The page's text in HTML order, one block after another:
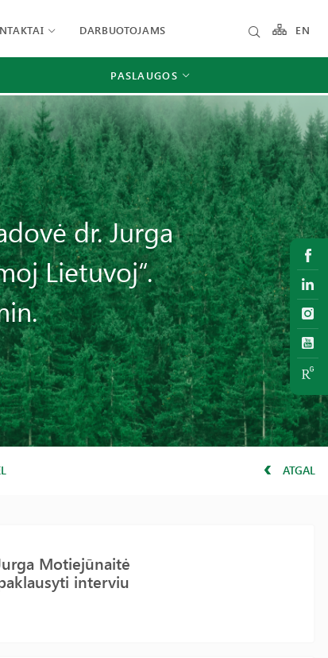
DARBUOTOJAMS EN
PASLAUGOS
dr. Jurga
Lietuvoj“.
MYLIMOJ LIETUVOJ“. KVIEČIAME PAKLAUSYTI ATGAL
Motiejūnaitė
interviu